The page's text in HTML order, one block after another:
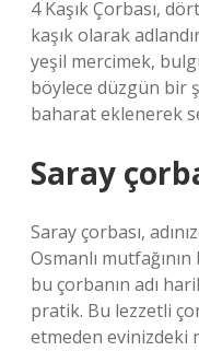
4 Kaşık Çorbası,
kaşık olarak
yeşil mercimek,
böylece düzgün bir
baharat eklenerek
Saray
Saray çorbası,
Osmanlı
bu çorbanın adı
pratik. Bu lezzetli
etmeden evinizdeki